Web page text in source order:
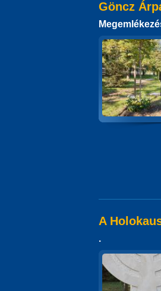
Göncz
A
.